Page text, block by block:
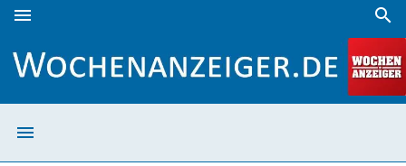
menu search
menu